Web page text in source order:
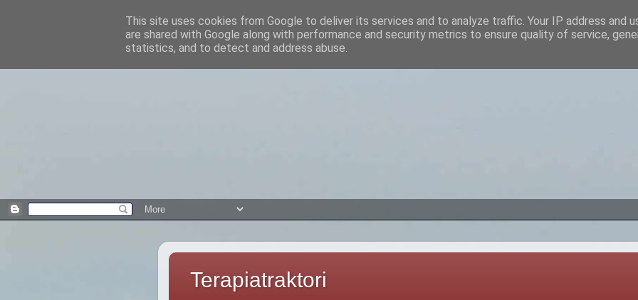
Terapiatraktori
This site uses cookies from Google to deliver its services and to analyze traffic. Your IP address and
are shared with Google along with performance and security metrics to ensure quality of service,
statistics, and to detect and address abuse.